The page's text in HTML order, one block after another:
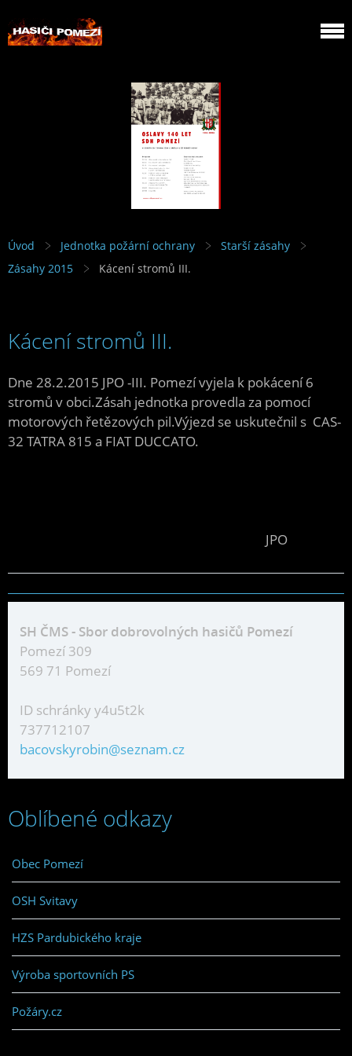
Úvod Jednotka požární ochrany
Starší zásahy
Zásahy 2015
Kácení stromů III.
Kácení stromů III.
Dne 28.2.2015 JPO -III. Pomezí vyjela k pokácení 6
stromů v obci.Zásah jednotka provedla za pomocí
motorových řetězových pil.Výjezd se uskutečnil s CAS-
32 TATRA 815 a FIAT DUCCATO.
JPO
SH ČMS - Sbor dobrovolných hasičů Pomezí
Pomezí 309
569 71 Pomezí
ID schránky y4u5t2k
737712107
bacovskyrobin@seznam.cz
Oblíbené odkazy
Obec Pomezí
OSH Svitavy
HZS Pardubického kraje
Výroba sportovních PS
Požáry.cz